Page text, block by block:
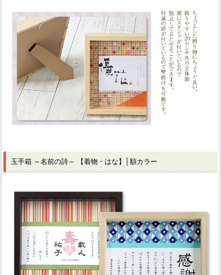
玉手箱 ～名前の詩～ 【着物・はな】 │額カラー